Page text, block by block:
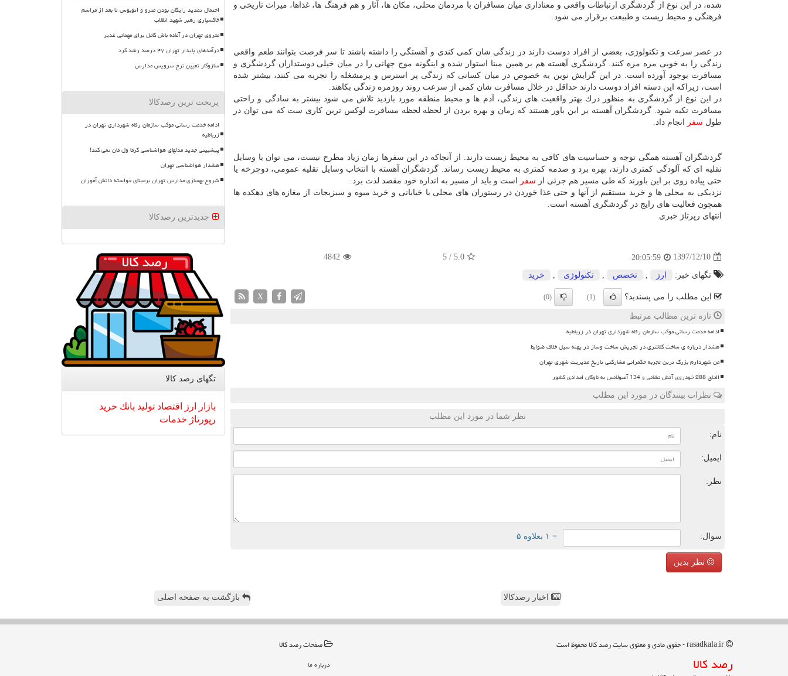
شده، در این نوع از گردشگری ارتباطات واقعی و معناداری میان مسافران با مردمان محلی، مكان ها، آثار و هم فرهنگ ها، غذاها، میراث تاریخی و
فرهنگی و محیط زیست و طبیعت برقرار می شود.
در عصر سرعت و تكنولوژی، بعضی از افراد دوست دارند در زندگی شان كمی كندی و آهستگی را داشته باشند تا سر فرصت بتوانند طعم واقعی
زندگی را به خوبی مزه مزه كنند. گردشگری آهسته هم بر همین مبنا استوار شده و اینگونه موج جهانی را در میان خیلی دوستداران گردشگری و
مسافرت بوجود آورده است. در این گرایش نوین به خصوص در میان كسانی كه زندگی پر استرس و پرمشغله را تجربه می كنند، بیشتر شده
است، زیراكه این دسته افراد دوست دارند حداقل در خلال مسافرت شان كمی از سرعت روند روزمره زندگی بكاهند.
در این نوع از گردشگری به منظور درك بهتر واقعیت های زندگی، آدم ها و محیط منطقه مورد بازدید تلاش می شود بیشتر به سادگی و راحتی
مسافرت تكیه شود. گردشگران آهسته بر این باور هستند كه زمان و بهره بردن از لحظه لحظه مسافرت لوكس ترین كاری ست كه می توان در
طول سفر انجام داد.
گردشگران آهسته همگی توجه و حساسیت های كافی به محیط زیست دارند. از آنجاكه در این سفرها زمان زیاد مطرح نیست، می توان با وسایل
نقلیه ای كه آلودگی كمتری دارند، بهره برد و صدمه كمتری به محیط زیست رساند. گردشگران آهسته با انتخاب وسایل نقلیه عمومی، دوچرخه یا
حتی پیاده روی بر این باورند كه طی مسیر هم جزئی از سفر
است و باید از مسیر به اندازه خود مقصد لذت برد.
نزدیكی به محلی ها و خرید مستقیم از آنها و حتی غذا خوردن در رستوران های محلی یا خیابانی و خرید میوه و سبزیجات از مغازه های دهكده ها
همچون فعالیت های رایج در گردشگری آهسته است.
انتهای رپرتاژ خبری
1397/12/10
20:05:59
5.0
/
5
4842
تگهای خبر: ارز تخصص تكنولوژی خرید
این مطلب را می پسندید؟ (1)
(0)
X
تازه ترین مطالب مرتبط
ادامه خدمت رسانی موکب سازمان رفاه شهرداری تهران در زرباطیه
هشدار درباره ی ساخت کلانتری در تجریش ساخت وساز در پهنه سیل خلاف ضوابط
من شهردارم بزرگ ترین تجربه حکمرانی مشارکتی تاریخ مدیریت شهری تهران
الحاق 288 خودروی آتش نشانی و 134 آمبولانس به ناوگان امدادی کشور
نظرات بینندگان در مورد این مطلب
نظر شما در مورد این مطلب
نام:
ایمیل:
نظر:
سوال: = ۱ بعلاوه ۵
نظر بدین
احتمال تمدید رایگان بودن مترو و اتوبوس تا بعد از مراسم
خاکسپاری رهبر شهید انقلاب
متروی تهران در آماده باش کامل برای مهمانی غدیر
درآمدهای پایدار تهران ۴۷ درصد رشد کرد
سازوکار تعیین نرخ سرویس مدارس
پربحث ترین رصدکالا
ادامه خدمت رسانی موکب سازمان رفاه شهرداری تهران در
زرباطیه
پیشبینی جدید مدلهای هواشناسی گرما ول مان نمی کند!
هشدار هواشناسی تهران
شروع بهسازی مدارس تهران برمبنای خواسته دانش آموزان
جدیدترین رصدکالا
تگهای رصد كالا
بازار ارز اقتصاد تولید بانك خرید
رپورتاژ خدمات
اخبار رصدکالا بازگشت به صفحه اصلی
رصد كالا
صفحات رصد كالا
درباره ما